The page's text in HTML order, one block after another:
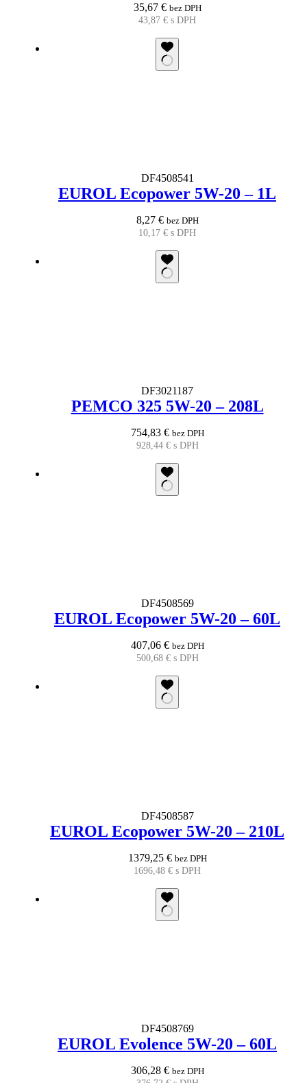
35,67 € bez DPH
43,87 € s DPH
DF4508541
EUROL Ecopower 5W-20 – 1L
8,27 € bez DPH
10,17 € s DPH
DF3021187
PEMCO 325 5W-20 – 208L
754,83 € bez DPH
928,44 €s DPH
DF4508569
EUROL Ecopower 5W-20 – 60L
407,06 € bez DPH
500,68 €s DPH
DF4508587
EUROL Ecopower 5W-20 – 210L
1379,25 € bez DPH
1696,48 € s DPH
DF4508769
EUROL Evolence 5W-20 – 60L
306,28 € bez DPH